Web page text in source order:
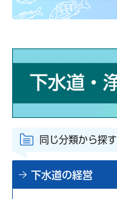
同じ分類から探す
下水道の経営